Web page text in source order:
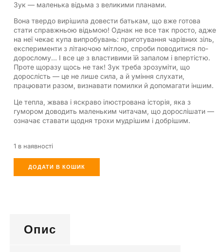
Зук — маленька відьма з великими планами.
Вона твердо вирішила довести батькам, що вже готова
стати справжньою відьмою! Однак не все так просто, адже
на неї чекає купа випробувань: приготування чарівних зіль,
експерименти з літаючою мітлою, спроби поводитися по-
дорослому… І все це з властивими їй запалом і впертістю.
Проте щоразу щось не так! Зук треба зрозуміти, що
дорослість — це не лише сила, а й уміння слухати,
працювати разом, визнавати помилки й допомагати іншим.
Це тепла, жвава і яскраво ілюстрована історія, яка з
гумором доводить маленьким читачам, що дорослішати —
означає ставати щодня трохи мудрішим і добрішим.
1 в наявності
ДОДАТИ В КОШИК
Опис